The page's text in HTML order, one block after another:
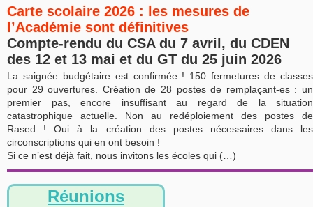
Carte scolaire 2026 : les mesures de
l’Académie sont définitives
Compte-rendu du CSA du 7 avril, du CDEN
des 12 et 13 mai et du GT du 25 juin 2026
La saignée budgétaire est confirmée ! 150 fermetures de classes
pour 29 ouvertures. Création de 28 postes de remplaçant-es : un
premier pas, encore insuffisant au regard de la situation
catastrophique actuelle. Non au redéploiement des postes de
Rased ! Oui à la création des postes nécessaires dans les
circonscriptions qui en ont besoin !
Si ce n’est déjà fait, nous invitons les écoles qui (…)
Réunions